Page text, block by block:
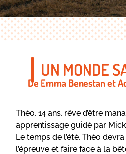
UN MONDE
De Emma Benestan et
Théo, 14 ans, rêve d’être
apprentissage guidé par
Le temps de l’été, Théo
l’épreuve et faire face à la